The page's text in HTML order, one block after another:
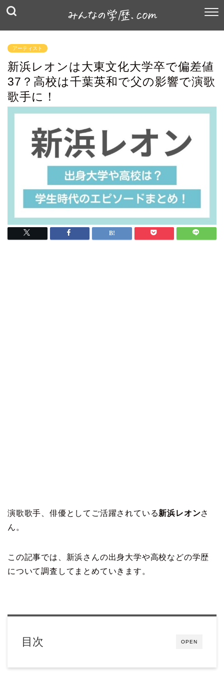
アーティスト
新浜レオンは大東文化大学卒で偏差値
37？高校は千葉英和で父の影響で演歌
歌手に！
演歌歌手、俳優としてご活躍されている新浜レオンさ
ん。
この記事では、新浜さんの出身大学や高校などの学歴
について調査してまとめていきます。
OPEN
目次